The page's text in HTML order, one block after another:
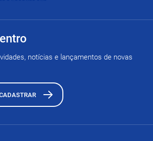
notícias e lançamentos de novas